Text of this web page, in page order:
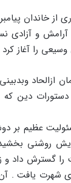
خاندان
و آزادی
را آغاز
دستورات
عظیم
روشنی
گسترش داد و
یافت . آن